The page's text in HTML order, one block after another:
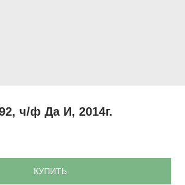
ч/ф Да И, 2014г.
КУПИТЬ